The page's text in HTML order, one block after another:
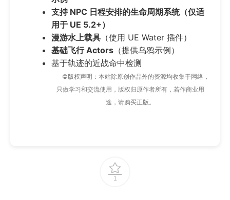
支持 NPC 日程安排的生命周期系统（仅适
用于 UE 5.2+）
漫游水上载具 （使用 UE Water 插件）
基础飞行 Actors （提供乌鸦示例）
基于轨迹的近战命中检测
©版权声明：本站除原创作品外的资源均收集于网络，
只做学习和交流使用，版权归原作者所有，若作商业用
途，请购买正版。
1